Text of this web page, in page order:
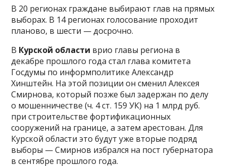
В 20 регионах граждане выбирают глав на прямых
выборах. В 14 регионах голосование проходит
планово, в шести — досрочно.
В Курской области врио главы региона в
декабре прошлого года стал глава комитета
Госдумы по информполитике Александр
Хинштейн. На этой позиции он сменил Алексея
Смирнова, который позже был задержан по делу
о мошенничестве (ч. 4 ст. 159 УК) на 1 млрд руб.
при строительстве фортификационных
сооружений на границе, а затем арестован. Для
Курской области это будут уже вторые подряд
выборы — Смирнов избрался на пост губернатора
в сентябре прошлого года.